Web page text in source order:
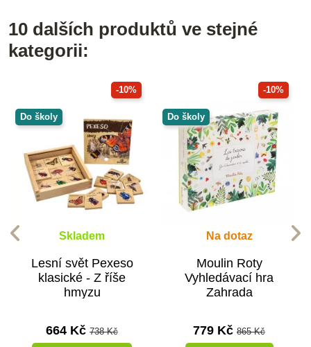
10 dalších produktů ve stejné
kategorii:
-10%
Do školy
Skladem
Lesní svět Pexeso
klasické - Z říše
hmyzu
664 Kč 738 Kč
-10%
Do školy
Na dotaz
Moulin Roty
Vyhledávací hra
Zahrada
779 Kč 865 Kč